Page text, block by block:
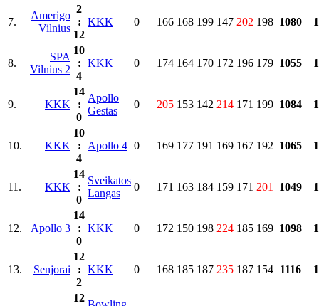
7.
Amerigo
Vilnius
2
:
12
KKK 0 166 168 199 147 202 198 1080
8.
SPA
Vilnius 2
10
:
4
KKK 0 174 164 170 172 196 179 1055
9. KKK
14
:
0
Apollo
Gestas
0 205 153 142 214 171 199 1084
10. KKK
10
:
4
Apollo 4 0 169 177 191 169 167 192 1065
11. KKK
14
:
0
Sveikatos
Langas
0 171 163 184 159 171 201 1049
12. Apollo 3
14
:
0
KKK 0 172 150 198 224 185 169 1098
13. Senjorai
12
:
2
KKK 0 168 185 187 235 187 154 1116
12